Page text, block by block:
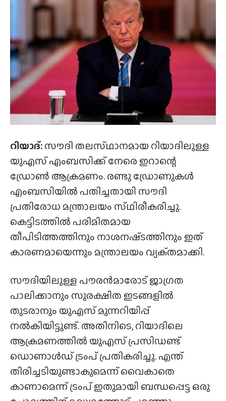
റിയാദ്:സൗദി തലസ്‌ഥാനമായ റിയാദിലുള്ള
യുഎസ് എംബസിക്ക് നേരെ ഇറാന്റെ
ഡ്രോൺ ആക്രമണം. രണ്ടു ഡ്രോണുകൾ
എംബസിയിൽ പതിച്ചതായി സൗദി
പ്രതിരോധ മന്ത്രാലയം സ്‌ഥിരീകരിച്ചു.
കെട്ടിടത്തിൽ പരിമിതമായ
തീപിടിത്തത്തിനും നാശനഷ്‌ടത്തിനും ഇത്
കാരണമായെന്നും മന്ത്രാലയം വ്യക്‌തമാക്കി.
സൗദിയിലുള്ള പൗരൻമാരോട് ജാഗ്രത
പാലിക്കാനും സുരക്ഷിത ഇടങ്ങളിൽ
തുടരാനും യുഎസ് മുന്നറിയിപ്പ്
നൽകിയിട്ടുണ്ട്. അതിനിടെ, റിയാദിലെ
ആക്രമണത്തിൽ യുഎസ് പ്രസിഡണ്ട്
ഡൊണാൾഡ് ട്രംപ് പ്രതികരിച്ചു. എന്ത്
തിരിച്ചടിയുണ്ടാകുമെന്ന് വൈകാതെ
കാണാമെന്ന് ട്രംപ് ഇതുമായി ബന്ധപ്പെട്ട ഒരു